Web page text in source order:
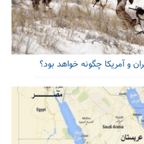
و آمریکا چگونه خواهد بود؟